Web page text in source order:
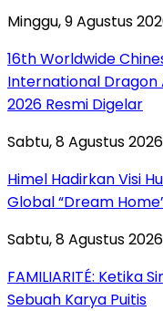
Minggu, 9 Agustus
16th Worldwide
International Dragon
2026 Resmi Digelar
Sabtu, 8 Agustus
Himel Hadirkan Visi
Global “Dream
Sabtu, 8 Agustus 2026
FAMILIARITÉ: Ketika
Sebuah Karya Puitis